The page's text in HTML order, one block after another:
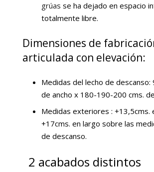
grúas se ha dejado en espacio
totalmente libre.
Dimensiones de
articulada con elevación:
Medidas del lecho de descanso:
de ancho x 180-190-200 cms.
Medidas exteriores : +13,5cms.
+17cms. en largo sobre las
de descanso.
2 acabados distintos